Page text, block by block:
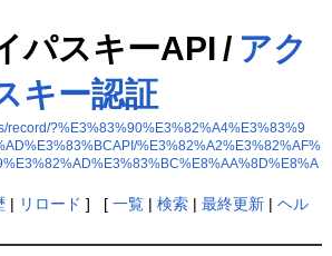
パスキーAPI / アク
キー認証
record/?%E3%83%90%E3%82%A4%E3%83%9
%E3%82%A2%E3%82%AF%
| リロード ] [ 一覧| 検索| 最終更新| ヘル